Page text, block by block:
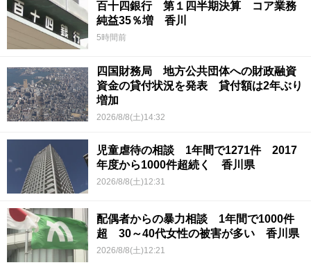
百十四銀行 第１四半期決算 コア業務
純益35％増 香川
5時間前
四国財務局 地方公共団体への財政融資
資金の貸付状況を発表 貸付額は2年ぶり
増加
2026/8/8(土)14:32
児童虐待の相談 1年間で1271件 2017
年度から1000件超続く 香川県
2026/8/8(土)12:31
配偶者からの暴力相談 1年間で1000件
超 30～40代女性の被害が多い 香川県
2026/8/8(土)12:21